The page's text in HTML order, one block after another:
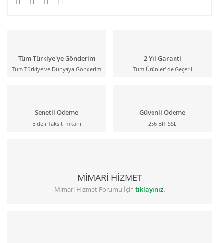
Tüm Türkiye'ye Gönderim
Tüm Türkiye ve Dünyaya Gönderim
2 Yıl Garanti
Tüm Ürünler' de Geçerli
Senetli Ödeme
Elden Taksit İmkanı
Güvenli Ödeme
256 BİT SSL
MİMARİ HİZMET
Mimari Hizmet Forumu İçin tıklayınız.